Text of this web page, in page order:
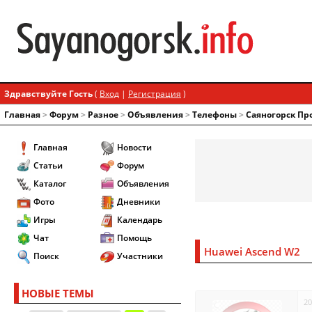
Здравствуйте Гость( Вход | Регистрация )
Главная> Форум> Разное> Объявления> Телефоны> Саяногорск
Главная
Статьи
Каталог
Фото
Игры
Чат
Поиск
Новости
Форум
Объявления
Дневники
Календарь
Помощь
Участники
НОВЫЕ ТЕМЫ
Huawei Ascend W2